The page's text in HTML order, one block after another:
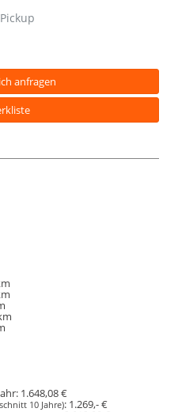
anfragen
1.648,08 €
10 Jahre): 1.269,- €